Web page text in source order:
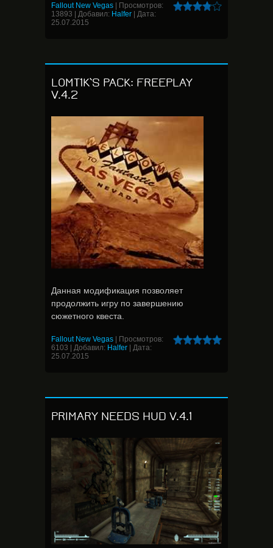
Fallout New Vegas | Просмотров:
13893 | Добавил: Halfer | Дата:
25.07.2015
LOMT1K`S PACK: FREEPLAY
V.4.2
Данная модификация позволяет
продолжить игру по завершению
сюжетного квеста.
Fallout New Vegas
Просмотров:
6103
Добавил: Halfer
Дата:
25.07.2015
PRIMARY NEEDS HUD V.4.1